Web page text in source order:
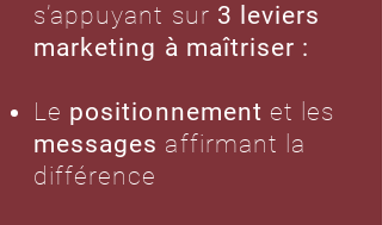
s’appuyant sur 3 leviers
marketing à maîtriser :
Le positionnement et les
messages affirmant la
différence